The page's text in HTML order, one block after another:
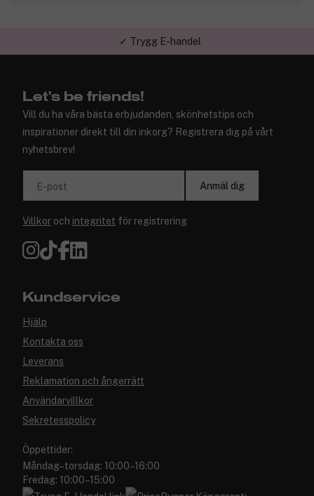
✓ Trygg E-handel
Let's be friends!
Vill du ha våra bästa erbjudanden, skönhetstips och
inspirationer direkt till din inkorg? Registrera dig på vårt
nyhetsbrev!
E-post Anmäl dig
Villkor och integritet för registrering
Kundservice
Hjälp
Kontakta oss
Leverans
Reklamation och ångerrätt
Användarvillkor
Sekretesspolicy
Öppettider:
Måndag–torsdag: 10:00–16:00
Fredag: 10:00–15:00